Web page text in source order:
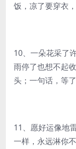
饭，凉了要穿衣
10、一朵花采了
雨停了也想不起
头；一句话，等
11、愿好运像地
一样，永远淋你